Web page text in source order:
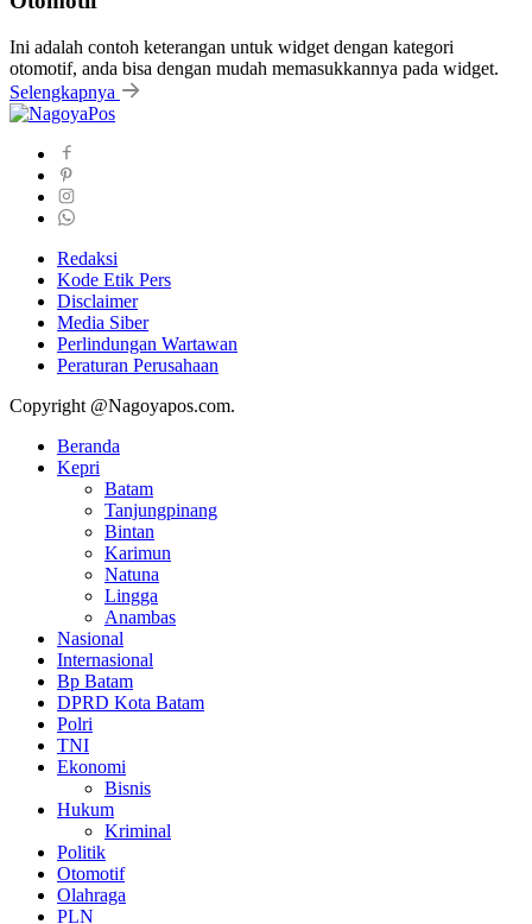
Ini adalah contoh keterangan untuk widget dengan kategori
otomotif, anda bisa dengan mudah memasukkannya pada widget.
Selengkapnya
Redaksi
Kode Etik Pers
Disclaimer
Media Siber
Perlindungan Wartawan
Peraturan Perusahaan
Copyright @Nagoyapos.com.
Beranda
Kepri
Batam
Tanjungpinang
Bintan
Karimun
Natuna
Lingga
Anambas
Nasional
Internasional
Bp Batam
DPRD Kota Batam
Polri
TNI
Ekonomi
Bisnis
Hukum
Kriminal
Politik
Otomotif
Olahraga
PLN